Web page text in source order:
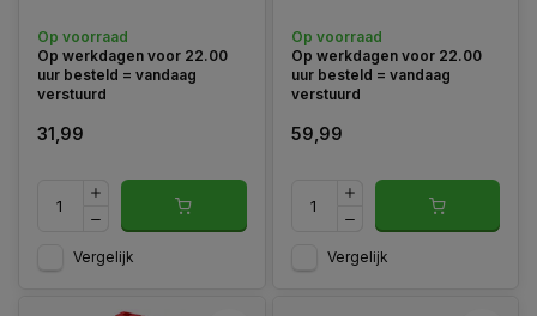
accessoires. De koffer wordt
geleverd met foam aan de
binnenzijde van de koffer.
Op voorraad
Op werkdagen voor 22.00
uur besteld = vandaag
verstuurd
31,99
Vergelijk
Op voorraad
Op werkdagen voor 22.00
uur besteld = vandaag
verstuurd
59,99
Vergelijk